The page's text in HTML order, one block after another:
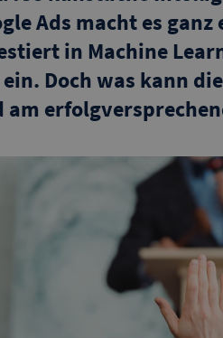
Ads macht es
in Machine
Doch was kann
am